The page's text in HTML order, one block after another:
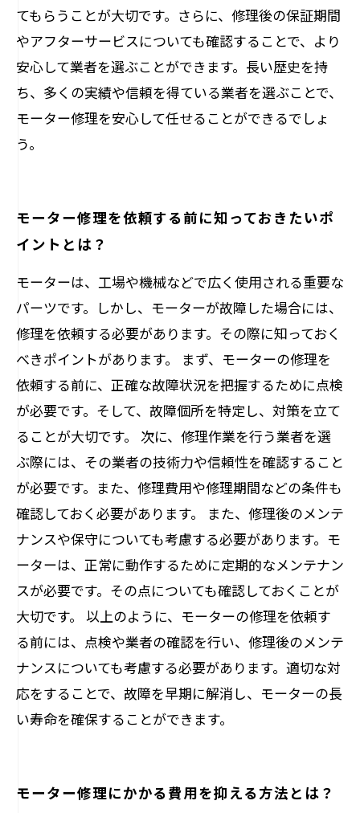
てもらうことが大切です。さらに、修理後の保証期間
やアフターサービスについても確認することで、より
安心して業者を選ぶことができます。長い歴史を持
ち、多くの実績や信頼を得ている業者を選ぶことで、
モーター修理を安心して任せることができるでしょ
う。
モーター修理を依頼する前に知っておきたいポ
イントとは？
モーターは、工場や機械などで広く使用される重要な
パーツです。しかし、モーターが故障した場合には、
修理を依頼する必要があります。その際に知っておく
べきポイントがあります。 まず、モーターの修理を
依頼する前に、正確な故障状況を把握するために点検
が必要です。そして、故障個所を特定し、対策を立て
ることが大切です。 次に、修理作業を行う業者を選
ぶ際には、その業者の技術力や信頼性を確認すること
が必要です。また、修理費用や修理期間などの条件も
確認しておく必要があります。 また、修理後のメンテ
ナンスや保守についても考慮する必要があります。モ
ーターは、正常に動作するために定期的なメンテナン
スが必要です。その点についても確認しておくことが
大切です。 以上のように、モーターの修理を依頼す
る前には、点検や業者の確認を行い、修理後のメンテ
ナンスについても考慮する必要があります。適切な対
応をすることで、故障を早期に解消し、モーターの長
い寿命を確保することができます。
モーター修理にかかる費用を抑える方法とは？